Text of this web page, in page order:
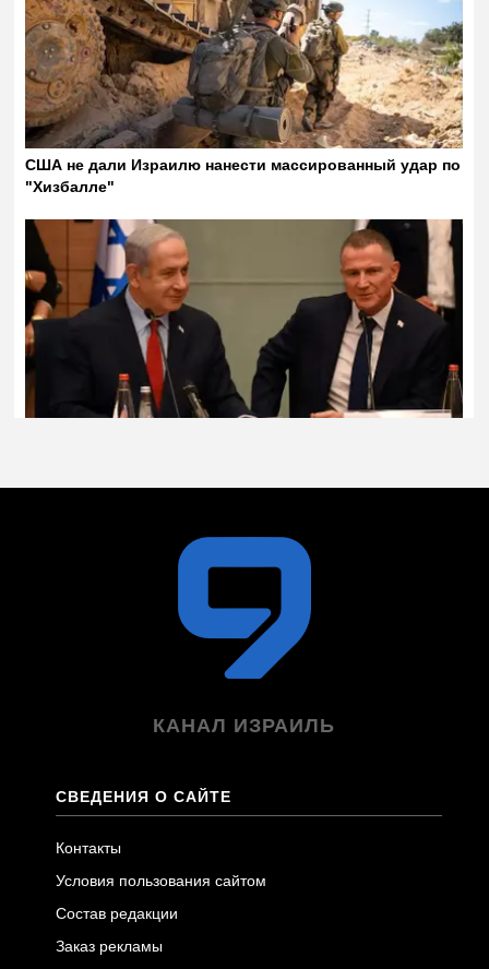
КАНАЛ ИЗРАИЛЬ
СВЕДЕНИЯ О САЙТЕ
Контакты
Условия пользования сайтом
Состав редакции
Заказ рекламы